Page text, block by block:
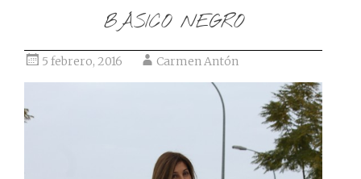
BÁSICO NEGRO
5 febrero, 2016 Carmen Antón